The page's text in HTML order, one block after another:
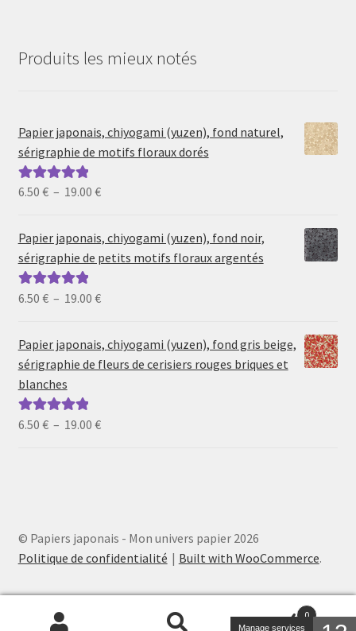
Produits les mieux notés
Papier japonais, chiyogami (yuzen), fond naturel,
sérigraphie de motifs floraux dorés
Note5.00sur
6.50 € – 19.00 €Plage
prix :
6.50 €
19.00 €
Papier japonais, chiyogami (yuzen), fond noir,
sérigraphie de petits motifs floraux argentés
Note5.00sur
6.50 € – 19.00 €Plage
prix :
6.50 €
Papier japonais, chiyogami (yuzen), fond gris beige,
sérigraphie de fleurs de cerisiers rouges briques et
blanches
Note5.00sur
6.50 € – 19.00 €Plage
© Papiers japonais - Mon univers papier 2026
Politique de confidentialité
Built with WooCommerce.
0
Manage services